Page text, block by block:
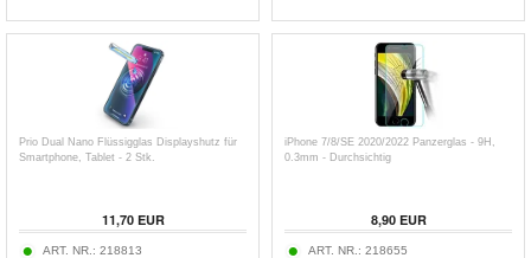
Prio Dual Nano Flüssigglas Displayshutz für
Smartphone, Tablet - 2 Stk.
11,70EUR
ART. NR.: 218813
iPhone 7/8/SE 2020/2022 Panzerglas - 9H,
0.3mm - Durchsichtig
8,90EUR
ART. NR.: 218655